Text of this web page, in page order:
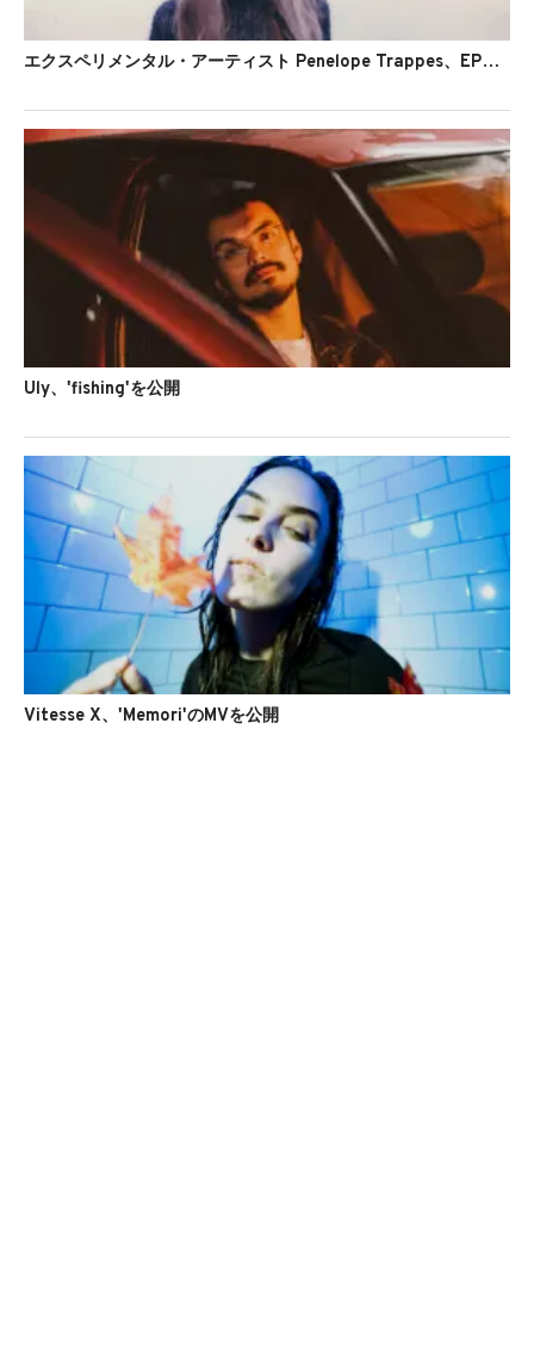
エクスペリメンタル・アーティスト Penelope Trappes、EP『Eel Drip』をリリース
Uly、'fishing'を公開
Vitesse X、'Memori'のMVを公開